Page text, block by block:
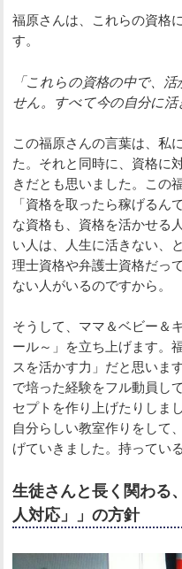
福原さんは、これらの資格
す。
「これらの資格の中で、
せん。すべて今の自分に活
この福原さんの言葉は、私
た。それと同時に、資格に
きだとも思いました。この
「資格を取ったら稼げるん
な資格も、資格を活かせる
い人は、人生に活きない、
理士資格や弁護士資格だっ
ない人がいるのですから。
そうして、ママ＆ベビー＆
ール～」を立ち上げます。
スを活かす力」だと思いま
で培った経験をフル動員し
セプトを作り上げたりしま
自分らしい教室作りをして
げていきました。持ってい
生徒さんと長く関わる
人対応」」の方針